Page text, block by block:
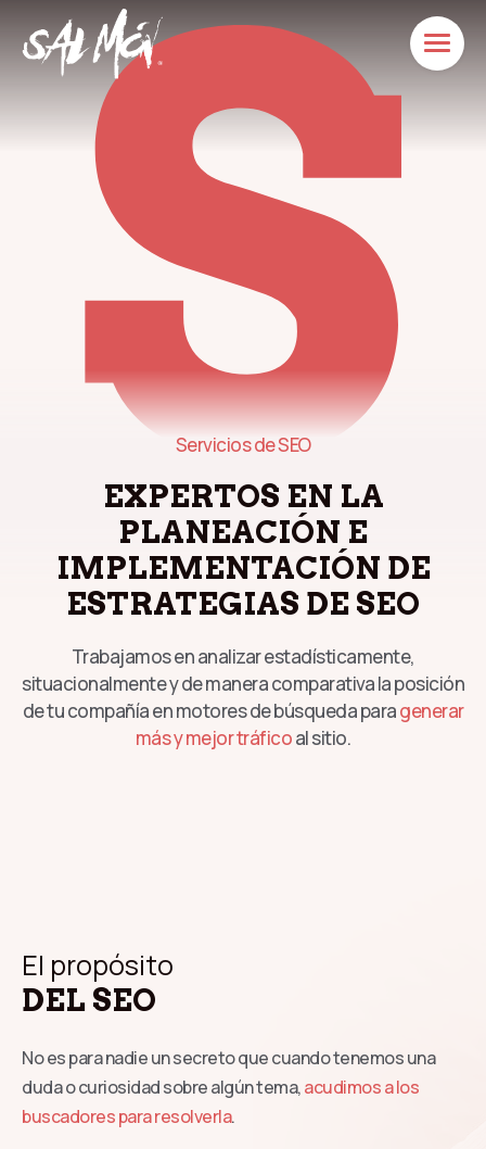
Servicios de SEO
EXPERTOS EN LA
PLANEACIÓN E
IMPLEMENTACIÓN DE
ESTRATEGIAS DE SEO
Trabajamos en analizar estadísticamente,
situacionalmente y de manera comparativa la posición
de tu compañía en motores de búsqueda paragenerar
más y mejor tráficoal sitio.
El propósito
DEL SEO
No es para nadie un secreto que cuando tenemos una
duda o curiosidad sobre algún tema,acudimos a los
buscadores para resolverla.